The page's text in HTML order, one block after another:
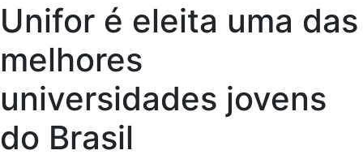
Unifor é eleita uma das
melhores
universidades jovens
do Brasil